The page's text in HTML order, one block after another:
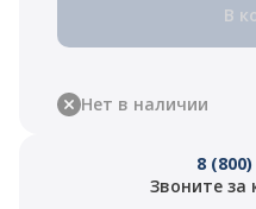
В
Нет в наличии
8
Звоните за